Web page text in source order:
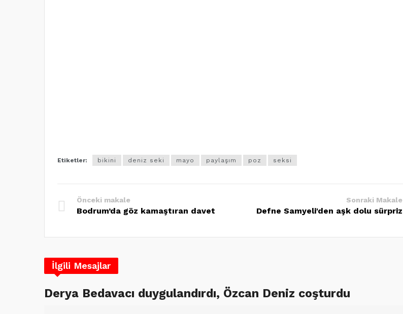
Etiketler: bikini deniz seki mayo paylaşım poz seksi
Önceki makale
Bodrum’da göz kamaştıran davet
Sonraki Makale
Defne Samyeli'den aşk dolu sürpriz
İlgili Mesajlar
Derya Bedavacı duygulandırdı, Özcan Deniz coşturdu